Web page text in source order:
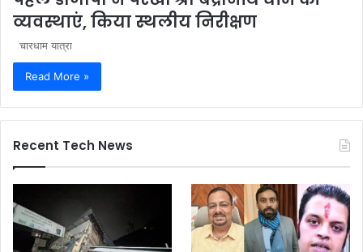
व्यवस्थाएं, किया स्थलीय निरीक्षण
चारधाम यात्रा
Read More »
Recent Tech News